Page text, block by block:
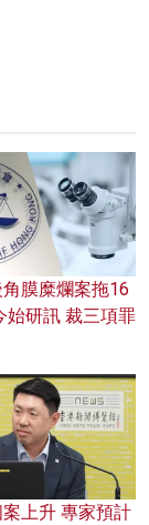
膜糜爛案拖16
始研訊 裁三項罪
上升 專家預計